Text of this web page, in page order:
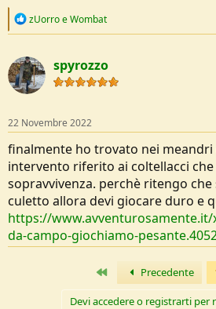
R
c
t
i
o
s
:
zUorroeWombat
spyrozzo
22 Novembre 2022
finalmente ho trovato nei
intervento riferito ai coltellacci
sopravvivenza. perchè ritengo che
culetto allora devi giocare duro e
https://
da-campo-giochiamo-
Primo Precedente
Devi accedere o registrarti per